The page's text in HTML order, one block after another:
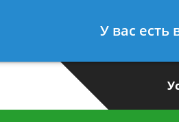
7 812-467-35-90У вас есть